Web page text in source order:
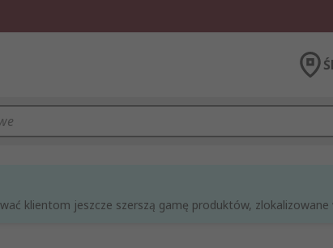
klientom jeszcze szerszą gamę produktów, zlokalizowane